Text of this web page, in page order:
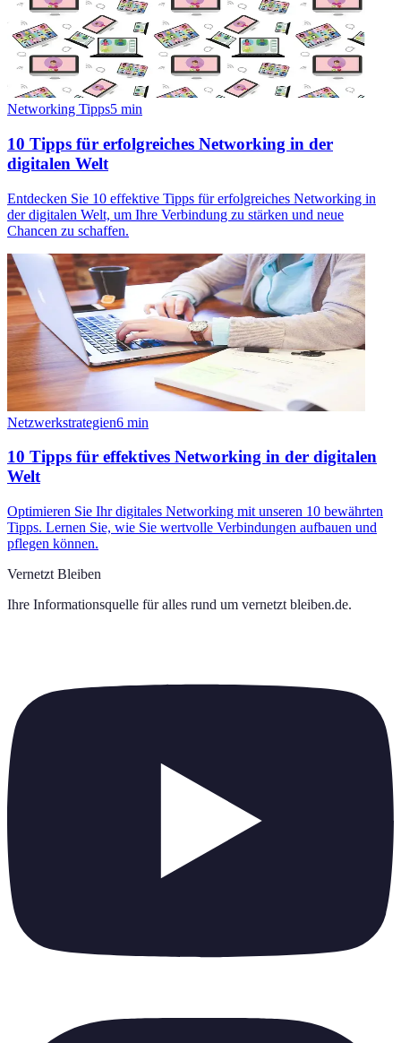
Networking Tipps5 min
10 Tipps für erfolgreiches Networking in der
digitalen Welt
Entdecken Sie 10 effektive Tipps für erfolgreiches Networking in
der digitalen Welt, um Ihre Verbindung zu stärken und neue
Chancen zu schaffen.
Netzwerkstrategien6 min
10 Tipps für effektives Networking in der digitalen
Welt
Optimieren Sie Ihr digitales Networking mit unseren 10 bewährten
Tipps. Lernen Sie, wie Sie wertvolle Verbindungen aufbauen und
pflegen können.
Vernetzt Bleiben
Ihre Informationsquelle für alles rund um vernetzt bleiben.de.